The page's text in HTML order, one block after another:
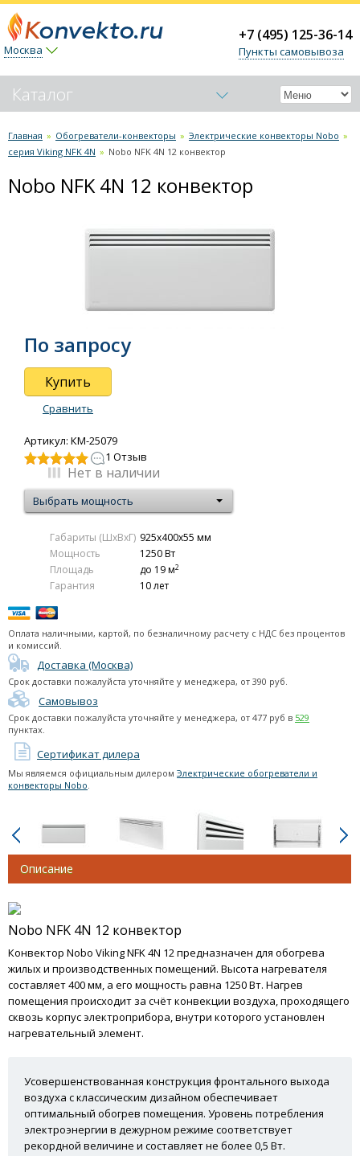
Москва
+7 (495) 125-36-14
Пункты самовывоза
Каталог
Электрические конвекторы Nobo
серия Nordic NFK 4W
серия Viking NFK 4N
Nobo NFK 4N 07 конвектор
серия Viking NFK 2N
серия Viking NFK 4S
серия Viking NFK 2S
серия Oslo NTL 4S
серия Viking NFC 2N
Центральные системы управления
Декоративные панели для Nobo Oslo
Термостаты для серии Oslo, Viking NFC
Термостаты
Аксессуары
Электрические конвекторы Noirot
Электрические конвекторы Ballu
Электрические конвекторы Roda
Керамические обогреватели
Тепловые пушки
Тепловые завесы (электрические)
Тепловые завесы (водяные)
Термогигрометры
Главная » Обогреватели-конвекторы » Электрические конвекторы Nobo »
серия Viking NFK 4N » Nobo NFK 4N 12 конвектор
Nobo NFK 4N 12 конвектор
По запросу
Купить
Сравнить
Артикул: КМ-25079
1 Отзыв
Нет в наличии
Выбрать мощность
Габариты (ШxВxГ) 925x400x55 мм
Мощность
1250 Вт
Площадь
до 19 м2
Гарантия 10 лет
Оплата наличными, картой, по безналичному расчету с НДС без процентов
и комиссий.
Доставка (Москва)
Срок доставки пожалуйста уточняйте у менеджера, от390 руб.
Самовывоз
Срок доставки пожалуйста уточняйте у менеджера, от477 руб в 529
пунктах.
Сертификат дилера
Мы являемся официальным дилеромЭлектрические обогреватели и
конвекторы Nobo.
Описание
Nobo NFK 4N 12 конвектор
Конвектор Nobo Viking NFK 4N 12 предназначен для обогрева
жилых и производственных помещений. Высота нагревателя
составляет 400 мм, а его мощность равна 1250 Вт. Нагрев
помещения происходит за счёт конвекции воздуха, проходящего
сквозь корпус электроприбора, внутри которого установлен
нагревательный элемент.
Усовершенствованная конструкция фронтального выхода
воздуха с классическим дизайном обеспечивает
оптимальный обогрев помещения. Уровень потребления
электроэнергии в дежурном режиме соответствует
рекордной величине и составляет не более 0,5 Вт.